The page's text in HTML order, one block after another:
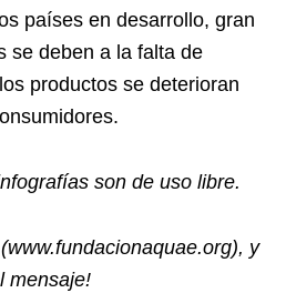
países en desarrollo, gran
se deben a la falta de
productos se deterioran
son de uso libre.
y
mensaje!